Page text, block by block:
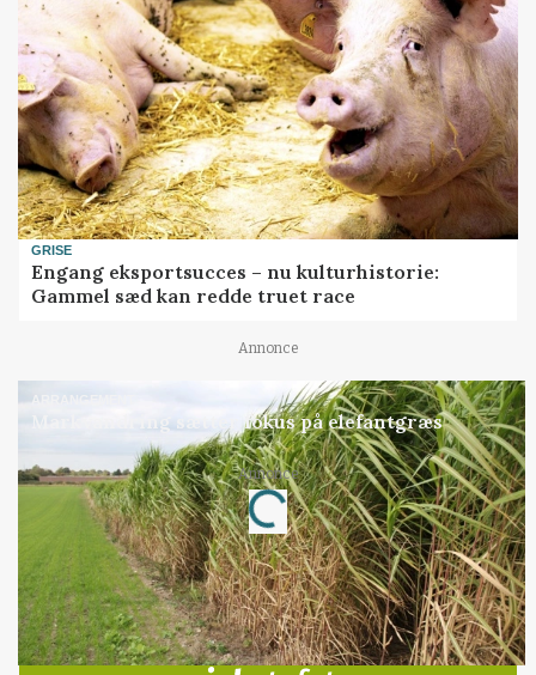
GRISE
Engang eksportsucces – nu kulturhistorie:
Gammel sæd kan redde truet race
Annonce
ARRANGEMENT
Markvandring sætter fokus på elefantgræs
Annonce
Loading...
Jobs
i samarbejde med